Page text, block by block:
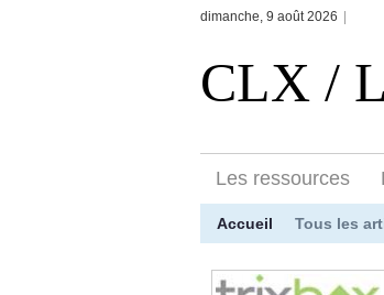
dimanche, 9 août 2026
CLX /
Les ressources
Accueil Tous les